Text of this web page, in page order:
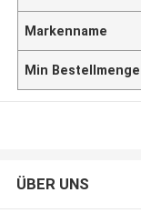
Markenname
Min Bestellmenge
ÜBER UNS